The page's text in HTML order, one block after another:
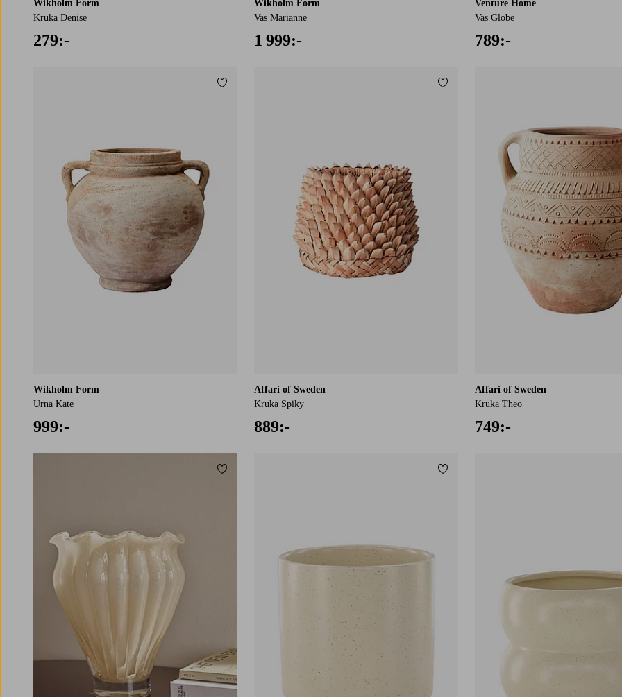
Wikholm Form
Kruka Denise
279:-
Wikholm Form
Vas Marianne
1 999:-
Venture Home
Vas Globe
789:-
Wikholm Form
Urna Kate
999:-
Lägg till i favoriter
Affari of Sweden
Kruka Spiky
889:-
Lägg till i favoriter
Affari of Sweden
Kruka Theo
749:-
Lägg till i favoriter Lägg till i favoriter